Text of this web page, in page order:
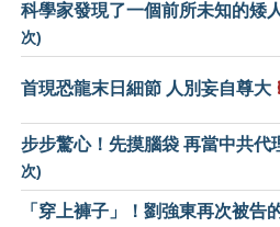
科學家發現了一個前所未知的矮
次)
首現恐龍末日細節 人別妄自尊大
步步驚心！先摸腦袋 再當中共代
次)
「穿上褲子」！劉強東再次被告